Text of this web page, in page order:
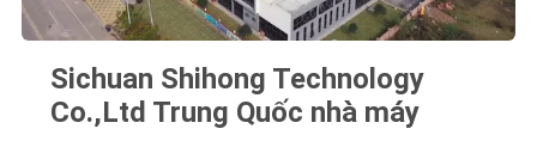
Sichuan Shihong Technology
Co.,Ltd Trung Quốc nhà máy